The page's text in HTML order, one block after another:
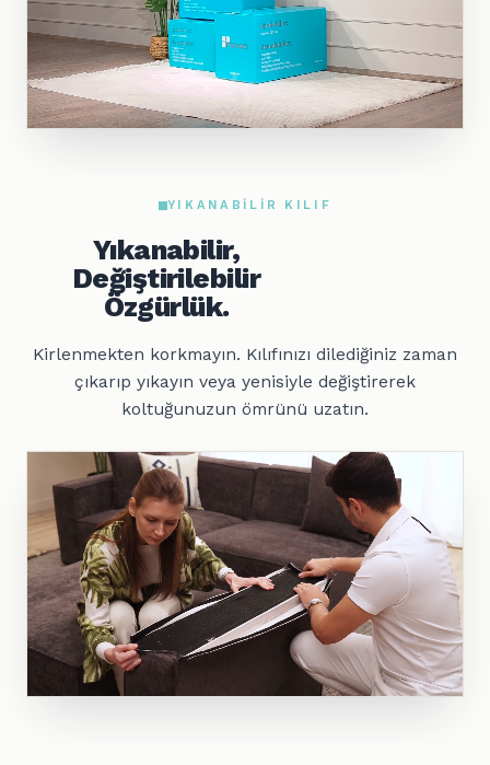
YIKANABILIR KILIF
Yıkanabilir,
Değiştirilebilir
Özgürlük.
Kirlenmekten korkmayın. Kılıfınızı dilediğiniz zaman
çıkarıp yıkayın veya yenisiyle değiştirerek
koltuğunuzun ömrünü uzatın.